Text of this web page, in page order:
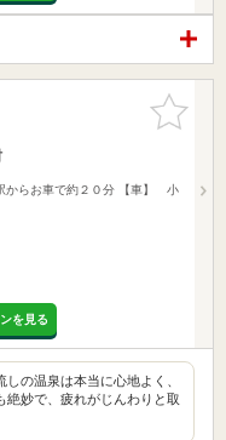
お気に入
りに追加
からお車で約２０分 【車】 小
を見る
の温泉は本当に心地よく、
絶妙で、疲れがじんわりと取